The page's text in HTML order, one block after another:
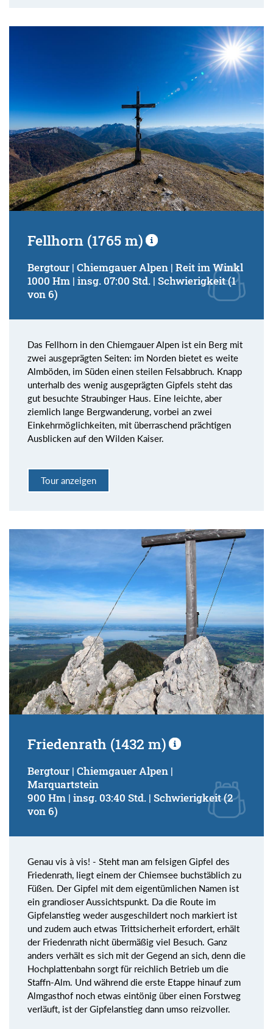
Fellhorn (1765 m)
Bergtour | Chiemgauer Alpen | Reit im Winkl
1000 Hm | insg. 07:00 Std. | Schwierigkeit (1
von 6)
Das Fellhorn in den Chiemgauer Alpen ist ein Berg mit
zwei ausgeprägten Seiten: im Norden bietet es weite
Almböden, im Süden einen steilen Felsabbruch. Knapp
unterhalb des wenig ausgeprägten Gipfels steht das
gut besuchte Straubinger Haus. Eine leichte, aber
ziemlich lange Bergwanderung, vorbei an zwei
Einkehrmöglichkeiten, mit überraschend prächtigen
Ausblicken auf den Wilden Kaiser.
Tour anzeigen
Friedenrath (1432 m)
Bergtour | Chiemgauer Alpen |
Marquartstein
900 Hm | insg. 03:40 Std. | Schwierigkeit (2
von 6)
Genau vis à vis! - Steht man am felsigen Gipfel des
Friedenrath, liegt einem der Chiemsee buchstäblich zu
Füßen. Der Gipfel mit dem eigentümlichen Namen ist
ein grandioser Aussichtspunkt. Da die Route im
Gipfelanstieg weder ausgeschildert noch markiert ist
und zudem auch etwas Trittsicherheit erfordert, erhält
der Friedenrath nicht übermäßig viel Besuch. Ganz
anders verhält es sich mit der Gegend an sich, denn die
Hochplattenbahn sorgt für reichlich Betrieb um die
Staffn-Alm. Und während die erste Etappe hinauf zum
Almgasthof noch etwas eintönig über einen Forstweg
verläuft, ist der Gipfelanstieg dann umso reizvoller.